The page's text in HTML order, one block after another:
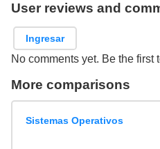
User reviews and
Ingresar
No comments yet. Be the first
More comparisons
Sistemas Operativos